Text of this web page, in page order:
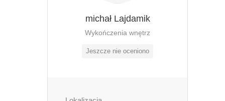
michał Lajdamik
Wykończenia wnętrz
Jeszcze nie oceniono